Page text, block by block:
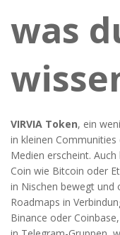
was
VIRVIA Token, ein
in kleinen
Medien erscheint.
Coin wie Bitcoin oder
in Nischen bewegt und
Roadmaps in
Binance oder